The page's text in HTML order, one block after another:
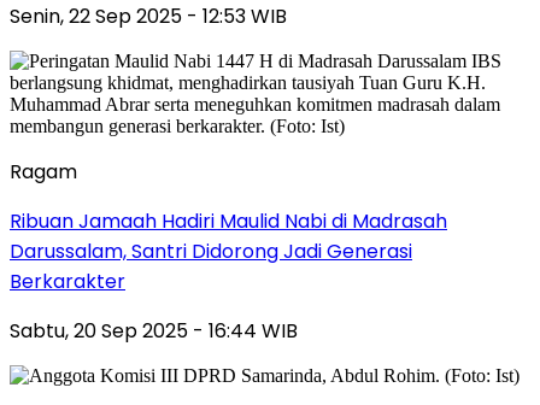
Senin, 22 Sep 2025 - 12:53 WIB
Ragam
Ribuan Jamaah Hadiri Maulid Nabi di Madrasah
Darussalam, Santri Didorong Jadi Generasi
Berkarakter
Sabtu, 20 Sep 2025 - 16:44 WIB